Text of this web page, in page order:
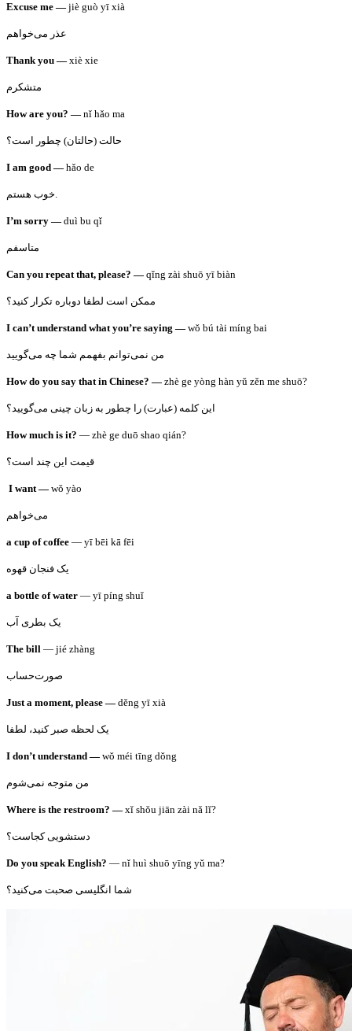
Excuse me — jiè guò yī xià
عذر می‌خواهم
Thank you — xiè xie
متشکرم
How are you? — nǐ hǎo ma
حالت (حالتان) چطور است؟
I am good — hǎo de
خوب هستم.
I’m sorry — duì bu qǐ
متاسفم
Can you repeat that, please? — qǐng zài shuō yī biàn
ممکن است لطفا دوباره تکرار کنید؟
I can’t understand what you’re saying — wǒ bú tài míng bai
من نمی‌توانم بفهمم شما چه می‌گویید
How do you say that in Chinese? — zhè ge yòng hàn yǔ zěn me shuō?
این کلمه (عبارت) را چطور به زبان چینی می‌گویید؟
How much is it? — zhè ge duō shao qián?
قیمت این چند است؟
I want — wǒ yào
می‌خواهم
a cup of coffee — yī bēi kā fēi
یک فنجان قهوه
a bottle of water — yī píng shuǐ
یک بطری آب
The bill — jié zhàng
صورت‌حساب
Just a moment, please — děng yī xià
یک لحظه صبر کنید، لطفا
I don’t understand — wǒ méi tīng dǒng
من متوجه نمی‌شوم
Where is the restroom? — xǐ shǒu jiān zài nǎ lǐ?
دستشویی کجاست؟
Do you speak English? — nǐ huì shuō yīng yǔ ma?
شما انگلیسی صحبت می‌کنید؟